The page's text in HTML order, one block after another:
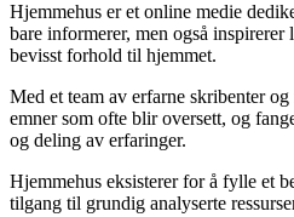
Hjemmehus er et online medie
bare informerer, men også
bevisst forhold til hjemmet.
Med et team av erfarne skribenter
emner som ofte blir oversett, og
og deling av erfaringer.
Hjemmehus eksisterer for å fylle et
tilgang til grundig analyserte